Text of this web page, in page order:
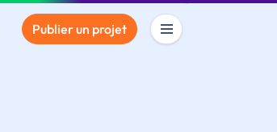
Publier un projet